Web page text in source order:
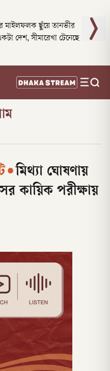
মাইলফলক ছুঁয়ে তানভীর
দেশ, সীমারেখা টেনেছে
•মিথ্যা ঘোষণায়
কায়িক পরীক্ষায়